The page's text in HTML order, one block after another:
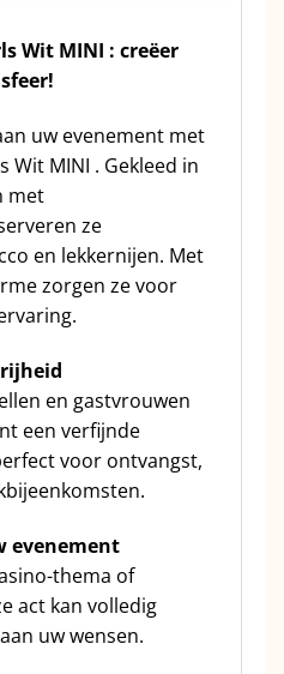
Wit MINI : creëer
uw evenement met
Wit MINI . Gekleed in
met
ze
en lekkernijen. Met
zorgen ze voor
en gastvrouwen
een verfijnde
voor ontvangst,
evenement
thema of
act kan volledig
uw wensen.